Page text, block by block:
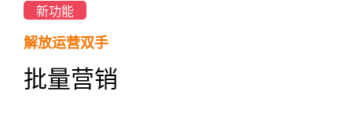
新功能
解放运营双手
批量营销